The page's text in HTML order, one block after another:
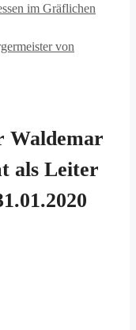
im Gräflichen
von
Waldemar
als Leiter